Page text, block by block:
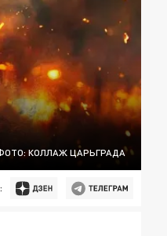
КОЛЛАЖ ЦАРЬГРАДА